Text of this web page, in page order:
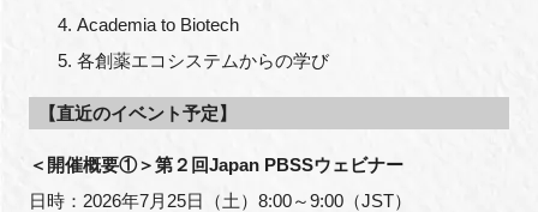
Academia to Biotech
各創薬エコシステムからの学び
【直近のイベント予定】
＜開催概要①＞第２回Japan PBSSウェビナー
日時：2026年7月25日（土）8:00～9:00（JST）